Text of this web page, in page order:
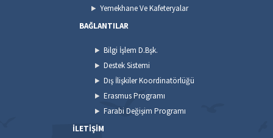
Yemekhane Ve Kafeteryalar
BAĞLANTILAR
Bilgi İşlem D.Bşk.
Destek Sistemi
Dış İlişkiler Koordinatörlüğü
Erasmus Programı
Farabi Değişim Programı
İLETİŞİM